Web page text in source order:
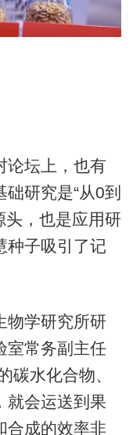
坛上，也有
研究是“从0到
头，也是应用研
种子吸引了记
学研究所研
室常务副主任
碳水化合物、
就会运送到果
合成的效率非